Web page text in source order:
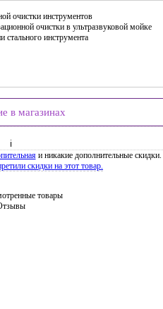
очистки инструментов
очистки в ультразвуковой мойке
стального инструмента
в магазинах
ℹ
и никакие дополнительные скидки.
скидки на этот товар.
товары